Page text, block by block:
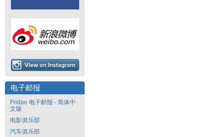
电子邮报
Fridae 电子邮报 - 简体中
文版
电影俱乐部
汽车俱乐部